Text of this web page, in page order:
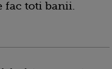
toti banii.